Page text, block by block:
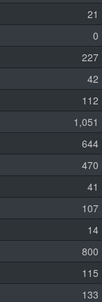
21
0
227
42
112
1,051
644
470
41
107
14
800
115
133